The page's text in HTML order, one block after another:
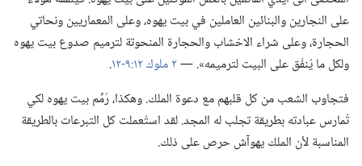
على النجارين والبنائين العاملين في بيت يهوه،‏ وعلى المعماريين ونحاتي
الحجارة،‏ وعلى شراء الاخشاب والحجارة المنحوتة لترميم صدوع بيت يهوه
ولكل ما يُنفَق على البيت لترميمه».‏ —‏٢ ملوك ١٢:‏٩-‏١٢
‏.‏
فتجاوب الشعب من كل قلبهم مع دعوة الملك.‏ وهكذا،‏ رُمِّم بيت يهوه لكي
تُمارس عبادته بطريقة تجلب له المجد.‏ لقد استُعملت كل التبرعات بالطريقة
المناسبة لأن الملك يهوآش حرص على ذلك.‏